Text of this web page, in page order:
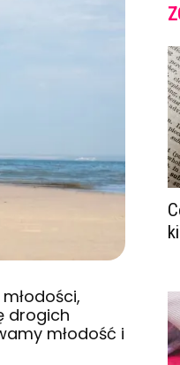
drogich
młodość i